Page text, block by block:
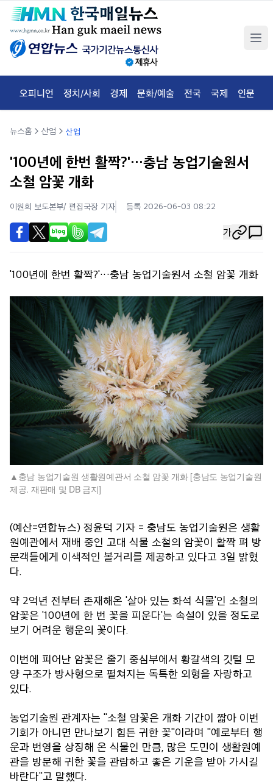
오피니언 정치/사회 경제 문화/예술 전국 국제 인문
뉴스홈 산업 산업
'100년에 한번 활짝?'…충남 농업기술원서
소철 암꽃 개화
이원희 보도본부/ 편집국장 기자 등록 2026-06-03 08:22
가
'100년에 한번 활짝?'…충남 농업기술원서 소철 암꽃 개화
충남 농업기술원 생활원예관서 소철 암꽃 개화 [충남도 농업기술원
제공. 재판매 및 DB 금지]
(예산=연합뉴스) 정윤덕 기자 = 충남도 농업기술원은 생활
원예관에서 재배 중인 고대 식물 소철의 암꽃이 활짝 펴 방
문객들에게 이색적인 볼거리를 제공하고 있다고 3일 밝혔
다.
약 2억년 전부터 존재해온 '살아 있는 화석 식물'인 소철의
암꽃은 '100년에 한 번 꽃을 피운다'는 속설이 있을 정도로
보기 어려운 행운의 꽃이다.
이번에 피어난 암꽃은 줄기 중심부에서 황갈색의 깃털 모
양 구조가 방사형으로 펼쳐지는 독특한 외형을 자랑하고
있다.
농업기술원 관계자는 "소철 암꽃은 개화 기간이 짧아 이번
기회가 아니면 만나보기 힘든 귀한 꽃"이라며 "예로부터 행
운과 번영을 상징해 온 식물인 만큼, 많은 도민이 생활원예
관을 방문해 귀한 꽃을 관람하고 좋은 기운을 받아 가시길
바란다"고 말했다.